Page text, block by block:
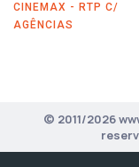
CINEMAX - RTP C/
AGÊNCIAS
© 2011/2026